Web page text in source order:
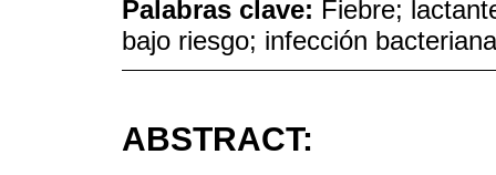
Palabras clave: Fiebre;
bajo riesgo; infección
ABSTRACT: